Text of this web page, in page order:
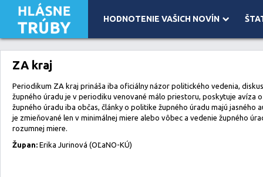
HODNOTENIE VAŠICH NOVÍN
Leaflet| Map data ©OpenStreetMapcontributors, Imagery ©Mapbox
ZA kraj
Periodikum ZA kraj prináša iba oficiálny názor politického vedenia,
župného úradu je v periodiku venované málo priestoru, poskytuje avíza
župného úradu iba občas, články o politike župného úradu majú jasného
je zmieňované len v minimálnej miere alebo vôbec a vedenie župného
rozumnej miere.
Župan: Erika Jurinová (OĽaNO-KÚ)